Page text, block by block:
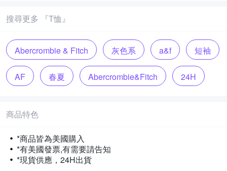
搜尋更多 『T恤』
Abercrombie & Fitch 灰色系 a&f 短袖
AF 春夏 Abercrombie&Fitch 24H
商品特色
*商品皆為美國購入
*有美國發票,有需要請告知
*現貨供應，24H出貨